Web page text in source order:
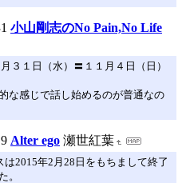
小山剛志のNo Pain,No Life
３１日（水）〓１１月４日（日）
な感じで話し始めるのが普通なの
Alter ego 瀬世紅葉
は2015年2月28日をもちまして終了
。